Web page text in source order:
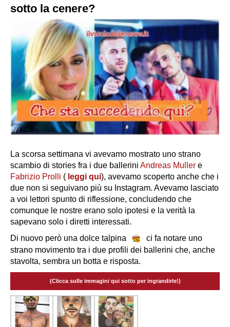
sotto la cenere?
La scorsa settimana vi avevamo mostrato uno strano
scambio di stories fra i due ballerini Andreas Muller e
Fabrizio Prolli ( leggi qui), avevamo scoperto anche che i
due non si seguivano più su Instagram. Avevamo lasciato
a voi lettori spunto di riflessione, concludendo che
comunque le nostre erano solo ipotesi e la verità la
sapevano solo i diretti interessati.
Di nuovo però una dolce talpina
ci fa notare uno
strano movimento tra i due profili dei ballerini che, anche
stavolta, sembra un botta e risposta.
(Clicca sulle immagini qui sotto per ingrandirle!)